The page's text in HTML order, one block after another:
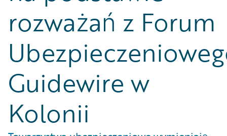
rozważań z Forum
Guidewire w
Kolonii